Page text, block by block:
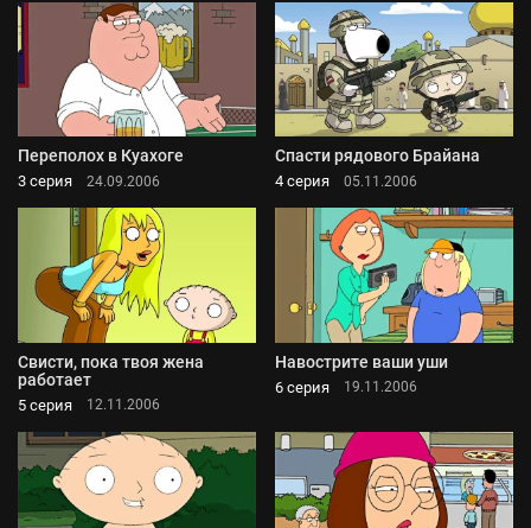
Переполох в Куахоге
3 серия 24.09.2006
Спасти рядового Брайана
4 серия 05.11.2006
Свисти, пока твоя жена
работает
5 серия 12.11.2006
Навострите ваши уши
6 серия 19.11.2006